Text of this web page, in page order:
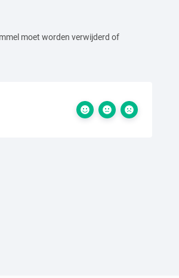
moet worden verwijderd of